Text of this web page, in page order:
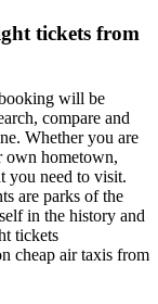
tickets from
will be
compare and
Whether you are
own hometown,
you need to visit.
are parks of the
in the history and
tickets
cheap air taxis from